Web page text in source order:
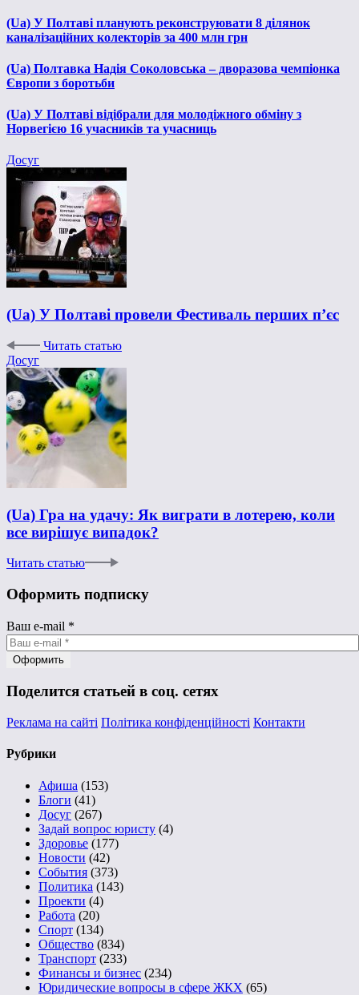
(Ua) У Полтаві планують реконструювати 8 ділянок
каналізаційних колекторів за 400 млн грн
(Ua) Полтавка Надія Соколовська – дворазова чемпіонка
Європи з боротьби
(Ua) У Полтаві відібрали для молодіжного обміну з
Норвегією 16 учасників та учасниць
Досуг
(Ua) У Полтаві провели Фестиваль перших п’єс
Читать статью
Досуг
(Ua) Гра на удачу: Як виграти в лотерею, коли
все вирішує випадок?
Читать статью
Оформить подписку
Ваш e-mail *
Поделится статьей в соц. сетях
Реклама на сайті Політика конфіденційності Контакти
Рубрики
Афиша (153)
Блоги (41)
Досуг (267)
Задай вопрос юристу (4)
Здоровье (177)
Новости (42)
События (373)
Политика (143)
Проекти (4)
Работа (20)
Спорт (134)
Общество (834)
Транспорт (233)
Финансы и бизнес (234)
Юридические вопросы в сфере ЖКХ (65)